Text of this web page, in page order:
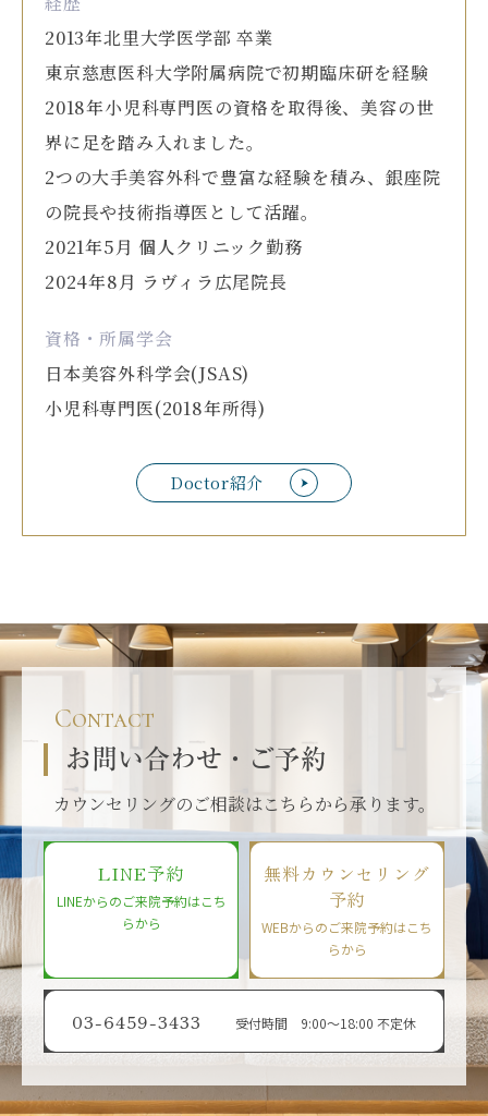
Doctor紹介
2013年北里大学医学部 卒業
東京慈恵医科大学附属病院で初期臨床研を経験
2018年小児科専門医の資格を取得後、美容の世
界に足を踏み入れました。
2つの大手美容外科で豊富な経験を積み、銀座院
の院長や技術指導医として活躍。
2021年5月 個人クリニック勤務
2024年8月 ラヴィラ広尾院長
資格・所属学会
日本美容外科学会(JSAS)
小児科専門医(2018年所得)
Contact
お問い合わせ・ご予約
カウンセリングのご相談はこちらから承ります。
LINE予約
LINEからのご来院予約はこち
らから
無料カウンセリング
予約
WEBからのご来院予約はこち
らから
03-6459-3433 受付時間 9:00〜18:00 不定休